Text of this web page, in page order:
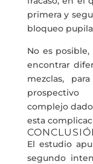
primera y
bloqueo
No es
encontrar
mezclas,
prospectivo
complejo
esta
El estudio
segundo